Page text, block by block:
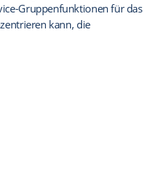
Gruppenfunktionen für das
kann, die